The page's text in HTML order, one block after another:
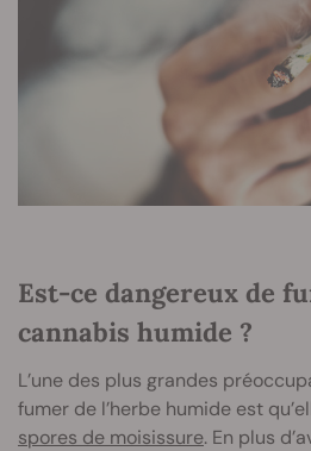
Est-ce dangereux de
cannabis humide ?
L’une des plus grandes
fumer de l’herbe humide est
spores de moisissure. En plus